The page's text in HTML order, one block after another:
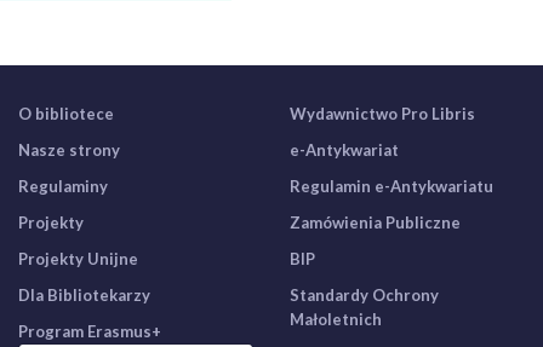
O bibliotece
Nasze strony
Regulaminy
Projekty
Projekty Unijne
Dla Bibliotekarzy
Program Erasmus+
Wydawnictwo Pro Libris
e-Antykwariat
Regulamin e-Antykwariatu
Zamówienia Publiczne
BIP
Standardy Ochrony
Małoletnich